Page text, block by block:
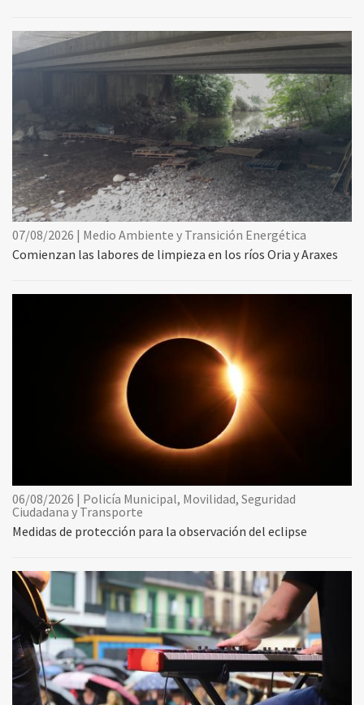
07/08/2026 | Medio Ambiente y Transición Energética
Comienzan las labores de limpieza en los ríos Oria y Araxes
06/08/2026 | Policía Municipal, Movilidad, Seguridad
Ciudadana y Transporte
Medidas de protección para la observación del eclipse